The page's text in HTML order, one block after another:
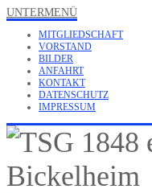
UNTERMENÜ
MITGLIEDSCHAFT
VORSTAND
BILDER
ANFAHRT
KONTAKT
DATENSCHUTZ
IMPRESSUM